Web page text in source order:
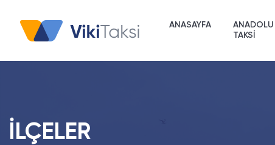
ANASAYFA
ANADOLU
TAKSİ
İLÇELER